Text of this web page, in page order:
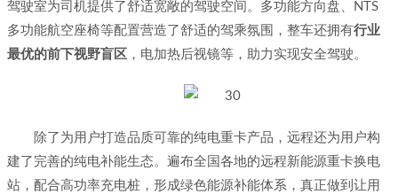
驾驶室为司机提供了舒适宽敞的驾驶空间。多功能方向盘、NTS
多功能航空座椅等配置营造了舒适的驾乘氛围，整车还拥有行业
最优的前下视野盲区 ，电加热后视镜等，助力实现安全驾驶。
除了为用户打造品质可靠的纯电重卡产品，远程还为用户构
建了完善的纯电补能生态。遍布全国各地的远程新能源重卡换电
站，配合高功率充电桩，形成绿色能源补能体系，真正做到让用